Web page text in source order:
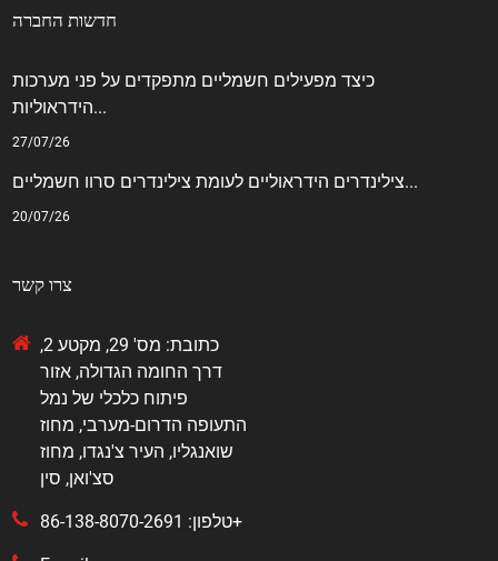
חדשות החברה
כיצד מפעילים חשמליים מתפקדים על פני מערכות
הידראוליות...
27/07/26
צילינדרים הידראוליים לעומת צילינדרים סרוו חשמליים...
20/07/26
צרו קשר
כתובת: מס' 29, מקטע 2,
דרך החומה הגדולה, אזור
פיתוח כלכלי של נמל
התעופה הדרום-מערבי, מחוז
שואנגליו, העיר צ'נגדו, מחוז
סצ'ואן, סין
טלפון: 86-138-8070-2691+